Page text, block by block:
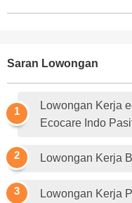
Saran Lowongan
Lowongan Kerja
Ecocare Indo
Lowongan Kerja
Lowongan Kerja